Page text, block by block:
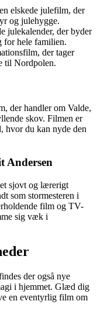
elskede julefilm, der
og julehygge.
julekalender, der byder
for hele familien.
der tager
til Nordpolen.
der handler om Valde,
skov. Filmen er
hvor du kan nyde den
Andersen
sjovt og lærerigt
som stormesteren i
film og TV-
sig væk i
der også nye
i hjemmet. Glæd dig
en eventyrlig film om